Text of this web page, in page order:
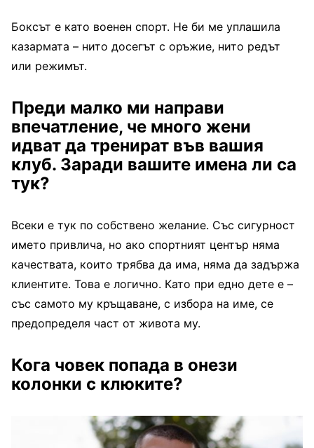
Боксът е като военен спорт. Не би ме уплашила
казармата – нито досегът с оръжие, нито редът
или режимът.
Преди малко ми направи
впечатление, че много жени
идват да тренират във вашия
клуб. Заради вашите имена ли са
тук?
Всеки е тук по собствено желание. Със сигурност
името привлича, но ако спортният център няма
качествата, които трябва да има, няма да задържа
клиентите. Това е логично. Като при едно дете е –
със самото му кръщаване, с избора на име, се
предопределя част от живота му.
Кога човек попада в онези
колонки с клюките?